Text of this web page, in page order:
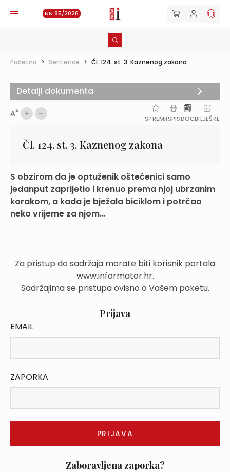
NN 85/2026
Početna > Sentence > Čl. 124. st. 3. Kaznenog zakona
AA
SPREMIISPISDOCBILJEŠKE
Čl. 124. st. 3. Kaznenog zakona
S obzirom da je optuženik oštećenici samo
jedanput zaprijetio i krenuo prema njoj ubrzanim
korakom, a kada je bježala biciklom i potrčao
neko vrijeme za njom...
Za pristup do sadržaja morate biti korisnik portala
www.informator.hr.
Sadržajima se pristupa ovisno o Vašem paketu.
Prijava
EMAIL
ZAPORKA
Zaboravljena zaporka?
Detalji dokumenta